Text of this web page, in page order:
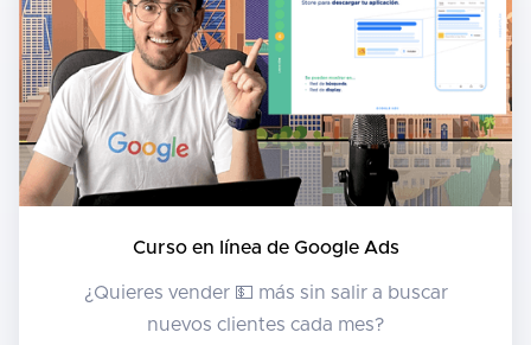
Curso en línea de Google Ads
¿Quieres vender 💵 más sin salir a buscar
nuevos clientes cada mes?